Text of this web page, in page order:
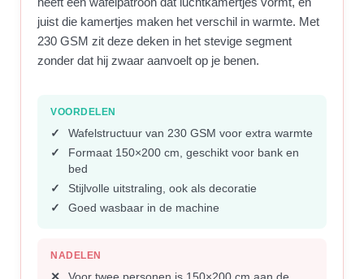
juist die kamertjes maken het verschil in warmte. Met
230 GSM zit deze deken in het stevige segment
zonder dat hij zwaar aanvoelt op je benen.
VOORDELEN
Wafelstructuur van 230 GSM voor extra warmte
Formaat 150×200 cm, geschikt voor bank en
bed
Stijlvolle uitstraling, ook als decoratie
Goed wasbaar in de machine
NADELEN